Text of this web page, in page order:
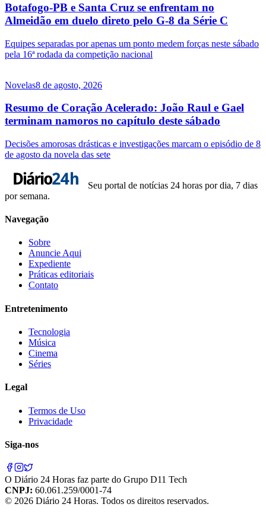
Botafogo-PB e Santa Cruz se enfrentam no
Almeidão em duelo direto pelo G-8 da Série C
Equipes separadas por apenas um ponto medem forças neste sábado
pela 16ª rodada da competição nacional
Novelas8 de agosto, 2026
Resumo de Coração Acelerado: João Raul e Gael
terminam namoros no capítulo deste sábado
Decisões amorosas drásticas e investigações marcam o episódio de 8
de agosto da novela das sete
Seu portal de notícias 24 horas por dia, 7 dias
por semana.
Navegação
Sobre
Anuncie Aqui
Expediente
Práticas editoriais
Contato
Entretenimento
Tecnologia
Música
Cinema
Séries
Legal
Termos de Uso
Privacidade
Siga-nos
O Diário 24 Horas faz parte do Grupo D11 Tech
CNPJ: 60.061.259/0001-74
© 2026 Diário 24 Horas. Todos os direitos reservados.